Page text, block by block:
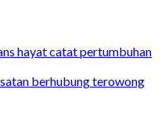
hayat catat pertumbuhan
berhubung terowong